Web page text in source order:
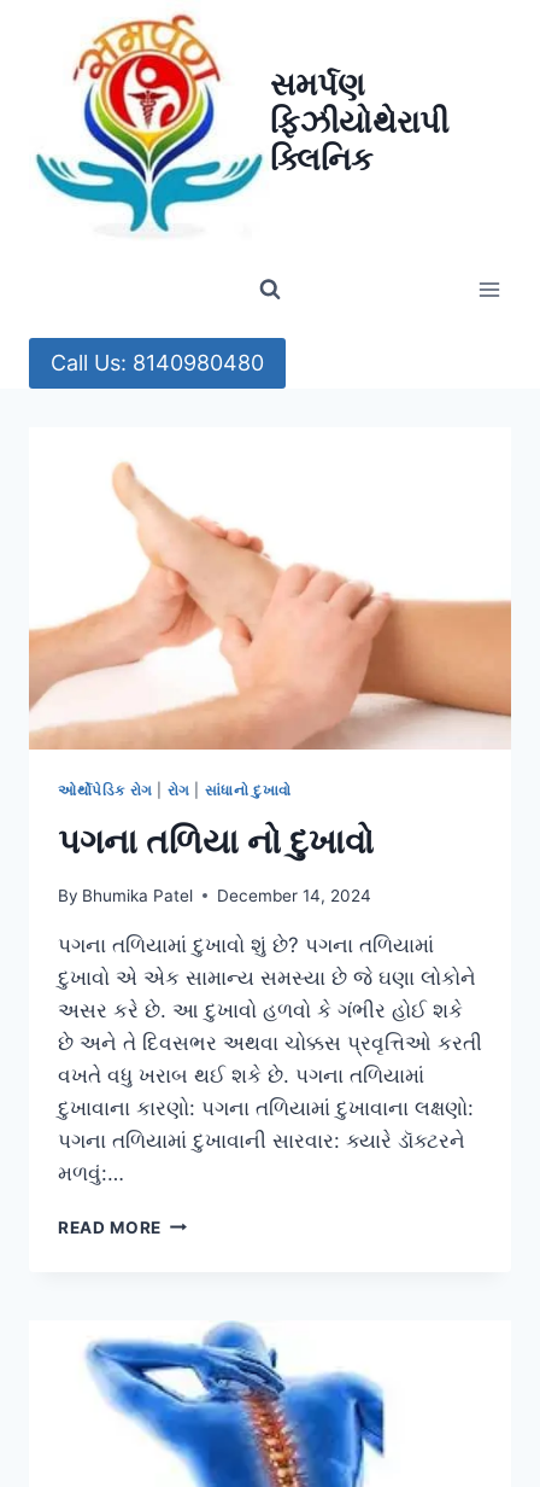
સમર્પણ
ફિઝીયોથેરાપી
ક્લિનિક
Call Us: 8140980480
ઓર્થોપેડિક રોગ રોગ સાંધાનો દુખાવો
પગના તળિયા નો દુખાવો
By Bhumika Patel December 14, 2024
પગના તળિયામાં દુખાવો શું છે? પગના તળિયામાં
દુખાવો એ એક સામાન્ય સમસ્યા છે જે ઘણા લોકોને
અસર કરે છે. આ દુખાવો હળવો કે ગંભીર હોઈ શકે
છે અને તે દિવસભર અથવા ચોક્કસ પ્રવૃત્તિઓ કરતી
વખતે વધુ ખરાબ થઈ શકે છે. પગના તળિયામાં
દુખાવાના કારણો: પગના તળિયામાં દુખાવાના લક્ષણો:
પગના તળિયામાં દુખાવાની સારવાર: ક્યારે ડૉક્ટરને
મળવું:…
READ MORE પગના